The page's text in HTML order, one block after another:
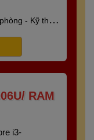
- Kỹ thuật
RAM
i3-